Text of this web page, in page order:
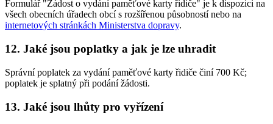
Formulář "Žádost o vydání paměťové karty řidiče" je k dispozici na
všech obecních úřadech obcí s rozšířenou působností nebo na
internetových stránkách Ministerstva dopravy.
12. Jaké jsou poplatky a jak je lze uhradit
Správní poplatek za vydání paměťové karty řidiče činí 700 Kč;
poplatek je splatný při podání žádosti.
13. Jaké jsou lhůty pro vyřízení